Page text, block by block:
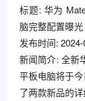
标题: 华为
脑完整配置曝
发布时间:
新闻简介: 全新
平板电脑将于
了两款新品的详